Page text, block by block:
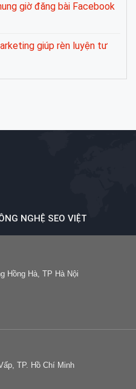
giờ đăng bài Facebook
giúp rèn luyện tư
NGHỆ SEO VIỆT
Hồng Hà, TP Hà Nội
TP. Hồ Chí Minh